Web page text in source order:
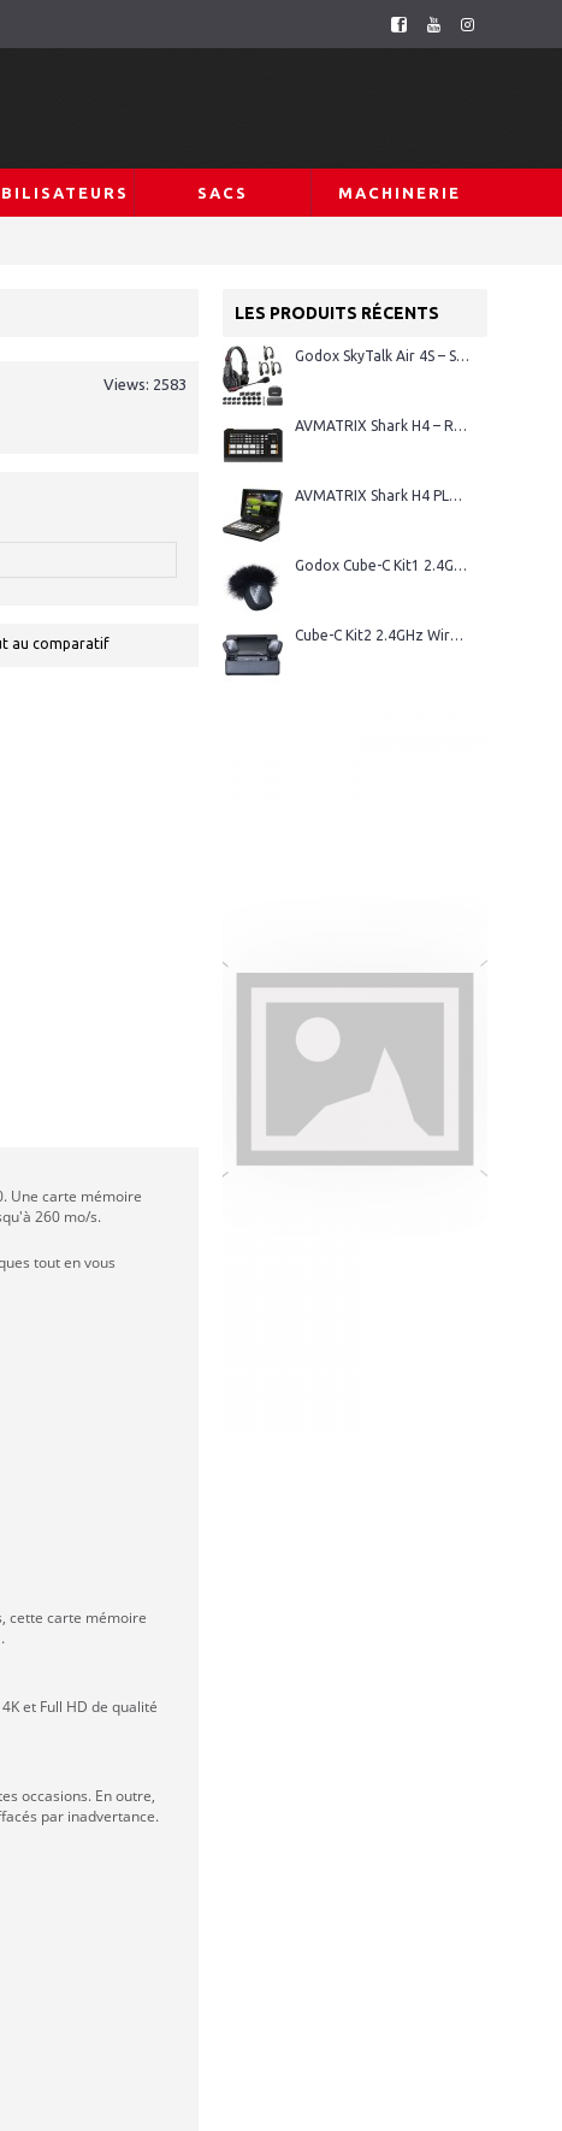
SACS MACHINERIE
LES PRODUITS RÉCENTS
Godox SkyTalk Air 4S – Système d’intercom sans fil Full-Duplex
AVMATRIX Shark H4 – Régie vidéo HDMI 4 canaux
AVMATRIX Shark H4 PLUS – Régie vidéo HDMI 4 canaux
Godox Cube-C Kit1 2.4GHz Wireless Microphone
Cube-C Kit2 2.4GHz Wireless Microphone
Views: 2583
au comparatif
Une carte mémoire
260 mo/s.
tout en vous
cette carte mémoire
et Full HD de qualité
occasions. En outre,
par inadvertance.